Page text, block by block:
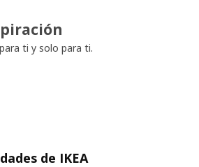
ti y solo para ti.
de IKEA